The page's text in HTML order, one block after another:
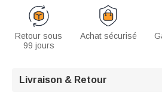
Retour sous
99 jours
Achat sécurisé
Livraison & Retour